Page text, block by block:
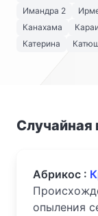
Имандра 2
Канахама
Катерина
Случайная
Абрикос :
опыления